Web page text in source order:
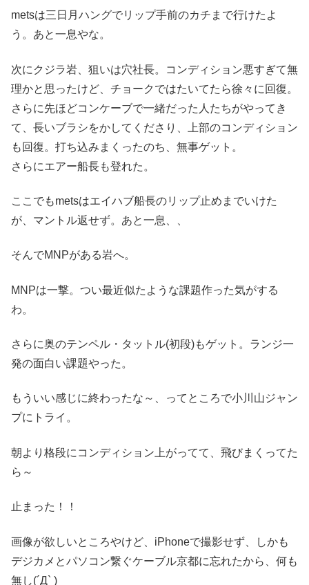
metsは三日月ハングでリップ手前のカチまで行けたよ
う。あと一息やな。
次にクジラ岩、狙いは穴社長。コンディション悪すぎて無
理かと思ったけど、チョークではたいてたら徐々に回復。
さらに先ほどコンケーブで一緒だった人たちがやってき
て、長いブラシをかしてくださり、上部のコンディション
も回復。打ち込みまくったのち、無事ゲット。
さらにエアー船長も登れた。
ここでもmetsはエイハブ船長のリップ止めまでいけた
が、マントル返せず。あと一息、、
そんでMNPがある岩へ。
MNPは一撃。つい最近似たような課題作った気がする
わ。
さらに奥のテンペル・タットル(初段)もゲット。ランジ一
発の面白い課題やった。
もういい感じに終わったな～、ってところで小川山ジャン
プにトライ。
朝より格段にコンディション上がってて、飛びまくってた
ら～
止まった！！
画像が欲しいところやけど、iPhoneで撮影せず、しかも
デジカメとパソコン繋ぐケーブル京都に忘れたから、何も
無し(´Д` )